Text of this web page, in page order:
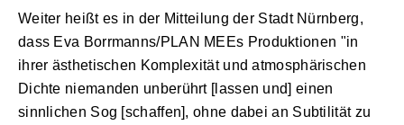
Weiter heißt es in der Mitteilung der Stadt Nürnberg,
dass Eva Borrmanns/PLAN MEEs Produktionen "in
ihrer ästhetischen Komplexität und atmosphärischen
Dichte niemanden unberührt [lassen und] einen
sinnlichen Sog [schaffen], ohne dabei an Subtilität zu